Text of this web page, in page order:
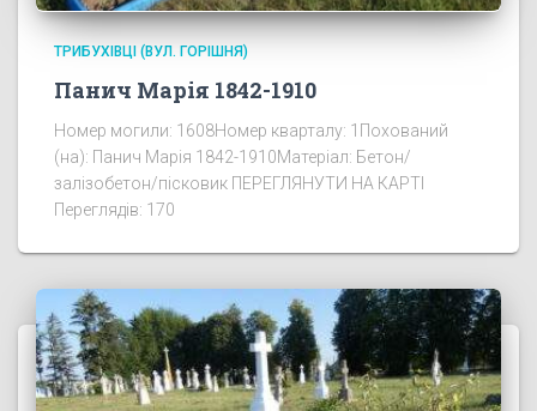
ТРИБУХІВЦІ (ВУЛ. ГОРІШНЯ)
Панич Марія 1842-1910
Номер могили: 1608Номер кварталу: 1Похований
(на): Панич Марія 1842-1910Матеріал: Бетон/
залізобетон/пісковик ПЕРЕГЛЯНУТИ НА КАРТІ
Переглядів: 170